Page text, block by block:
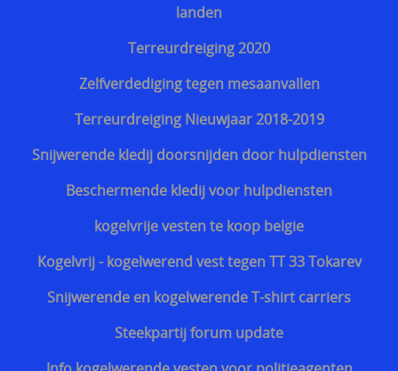
Lets - Latvijas
Ests - Eesti
Iers - Gaeilge
Maltees - Malti
українська мова / Oekraiënse taal
Support Shop
+++
Engarde® Leopard™ marineblauw NIJ-3A MT-PRO
kogelvrij vest
Zoekhulp
Professioneel steekwerend vest bewakingsagenten
landen
Terreurdreiging 2020
Zelfverdediging tegen mesaanvallen
Terreurdreiging Nieuwjaar 2018-2019
Snijwerende kledij doorsnijden door hulpdiensten
Beschermende kledij voor hulpdiensten
kogelvrije vesten te koop belgie
Kogelvrij - kogelwerend vest tegen TT 33 Tokarev
Snijwerende en kogelwerende T-shirt carriers
Steekpartij forum update